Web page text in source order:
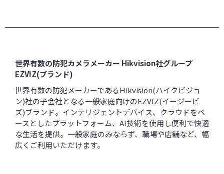
世界有数の防犯カメラメーカー Hikvision社グループ
EZVIZ(ブランド)
世界有数の防犯メーカーであるHikvision(ハイクビジョ
ン)社の子会社となる一般家庭向けのEZVIZ(イージービ
ズ)ブランド。インテリジェントデバイス、クラウドをベ
ースとしたプラットフォーム、AI技術を使用し便利で快適
な生活を提供。一般家庭のみならず、職場や店舗など、幅
広くご利用いただけます。